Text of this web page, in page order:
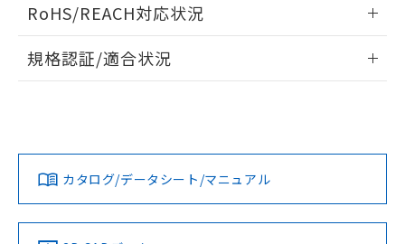
ドすることができます。
ログイン/会員登録
ダウンロードデータをご利用いただく前に、以下を必ずお読
みください。
ソフトウェアの使用条件
RoHS/REACH対応状況
EU RoHS 注意事項・凡例
対応済み
規格認証/適合状況
LR型式承認
（イギリス
船舶規格）
DNV型式承認
（ノルウェー
BV型式承認
（フランス
KR型式
（韓国
カタログ/データシート/マニュアル